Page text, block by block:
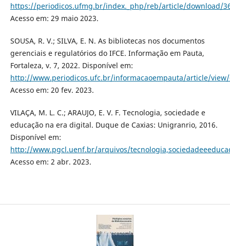
https://periodicos.ufmg.br/index._php/reb/article/download/
Acesso em: 29 maio 2023.
SOUSA, R. V.; SILVA, E. N. As bibliotecas nos documentos
gerenciais e regulatórios do IFCE. Informação em Pauta,
Fortaleza, v. 7, 2022. Disponível em:
http://www.periodicos.ufc.br/informacaoempauta/article/view/
Acesso em: 20 fev. 2023.
VILAÇA, M. L. C.; ARAUJO, E. V. F. Tecnologia, sociedade e
educação na era digital. Duque de Caxias: Unigranrio, 2016.
Disponível em:
http://www.pgcl.uenf.br/arquivos/
Acesso em: 2 abr. 2023.